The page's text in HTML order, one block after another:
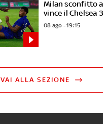
Milan sconfitto
vince il Chelsea
08 ago - 19:15
VAI ALLA SEZIONE